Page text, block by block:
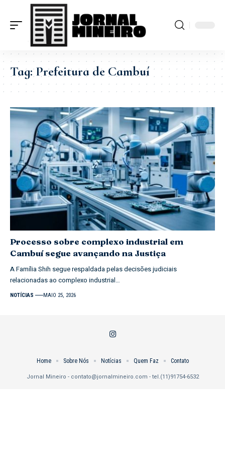
Tag:Prefeitura de Cambuí
Processo sobre complexo industrial em
Cambuí segue avançando na Justiça
A Família Shih segue respaldada pelas decisões judiciais
relacionadas ao complexo industrial…
NOTÍCIAS MAIO 25, 2026
Jornal Mineiro - contato@jornalmineiro.com - tel.(11)91754-6532
Home Sobre Nós Notícias Quem Faz Contato